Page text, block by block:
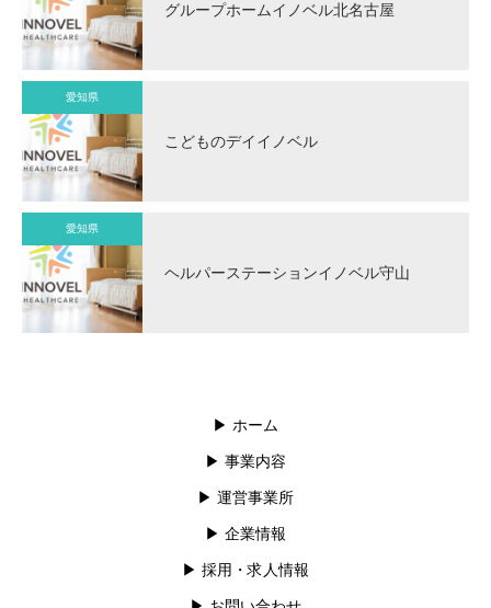
グループホームイノベル北名古屋
愛知県
こどものデイイノベル
愛知県
ヘルパーステーションイノベル守山
▶︎ ホーム
▶︎ 事業内容
▶︎ 運営事業所
▶︎ 企業情報
▶︎ 採用・求人情報